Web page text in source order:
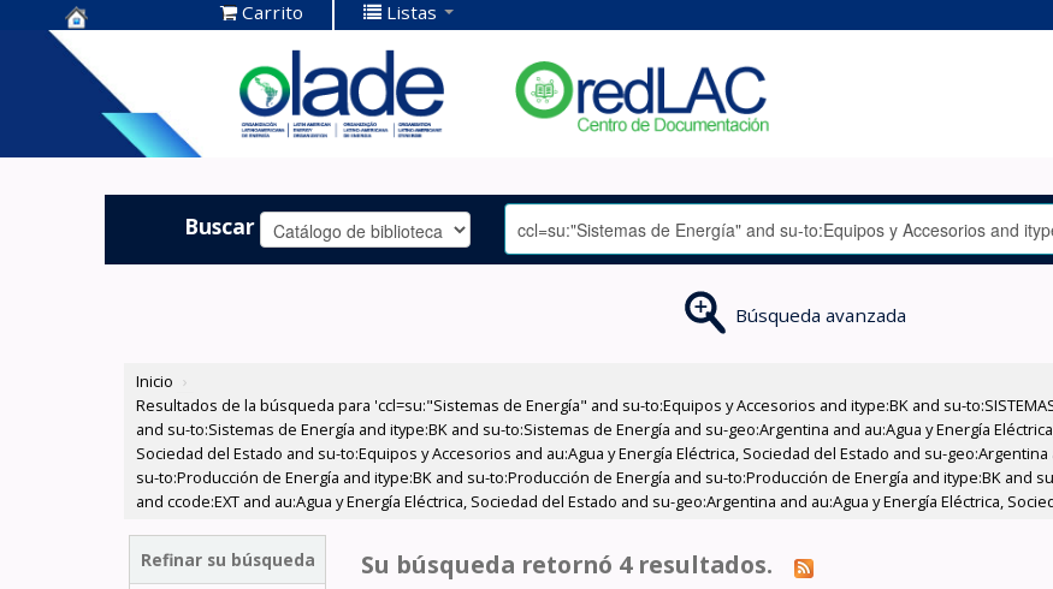
Centro de
Documentación
OLADE -
Carrito Listas
Buscar
Búsqueda avanzada
Inicio ›
Resultados de la búsqueda para 'ccl=su:"Sistemas de Energía" and su-to:Equipos y Accesorios and itype:BK and su-
and su-to:Sistemas de Energía and itype:BK and su-to:Sistemas de Energía and su-geo:Argentina and au:Agua y Energía
Sociedad del Estado and su-to:Equipos y Accesorios and au:Agua y Energía Eléctrica, Sociedad del Estado and su-
su-to:Producción de Energía and itype:BK and su-to:Producción de Energía and su-to:Producción de Energía and itype:BK and
and ccode:EXT and au:Agua y Energía Eléctrica, Sociedad del Estado and su-geo:Argentina and au:Agua y Energía Eléctrica,
Refinar su búsqueda Su búsqueda retornó 4 resultados.